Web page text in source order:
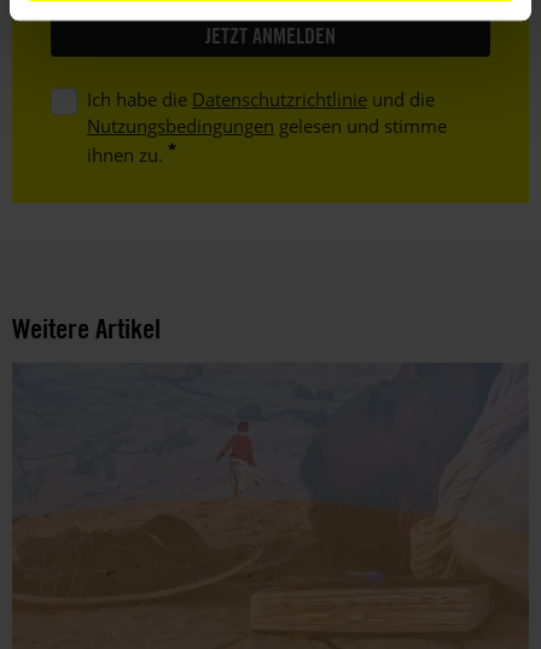
Ich habe die Datenschutzrichtlinie und die
Nutzungsbedingungen gelesen und stimme
ihnen zu.
Weitere Artikel